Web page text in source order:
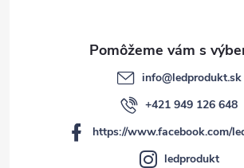
info@ledprodukt.sk
+421 949 126 648
https://www.facebook.com/
ledprodukt